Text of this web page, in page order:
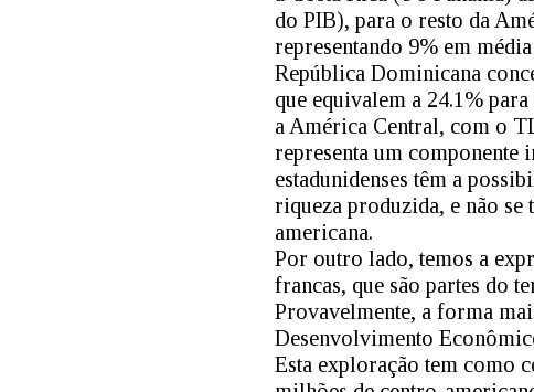
do PIB), para o resto da
representando 9% em
República Dominicana
que equivalem a 24.1%
a América Central, com o
representa um componente
estadunidenses têm a
riqueza produzida, e não se
americana.
Por outro lado, temos a
francas, que são partes do
Provavelmente, a forma
Desenvolvimento
Esta exploração tem como